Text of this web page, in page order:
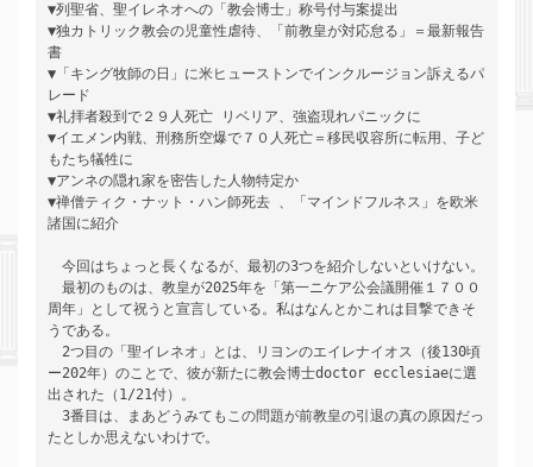
▼列聖省、聖イレネオへの「教会博士」称号付与案提出
▼独カトリック教会の児童性虐待、「前教皇が対応怠る」＝最新報告
書
▼「キング牧師の日」に米ヒューストンでインクルージョン訴えるパ
レード
▼礼拝者殺到で２９人死亡 リベリア、強盗現れパニックに
▼イエメン内戦、刑務所空爆で７０人死亡＝移民収容所に転用、子ど
もたち犠牲に
▼アンネの隠れ家を密告した人物特定か
▼禅僧ティク・ナット・ハン師死去 、「マインドフルネス」を欧米
諸国に紹介
今回はちょっと長くなるが、最初の3つを紹介しないといけない。
最初のものは、教皇が2025年を「第一ニケア公会議開催１７００
周年」として祝うと宣言している。私はなんとかこれは目撃できそ
うである。
2つ目の「聖イレネオ」とは、リヨンのエイレナイオス（後130頃
ー202年）のことで、彼が新たに教会博士doctor ecclesiaeに選
出された（1/21付）。
3番目は、まあどうみてもこの問題が前教皇の引退の真の原因だっ
たとしか思えないわけで。